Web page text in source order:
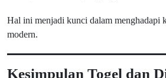
Hal ini menjadi kunci dalam menghadapi
modern.
Kesimpulan Togel dan